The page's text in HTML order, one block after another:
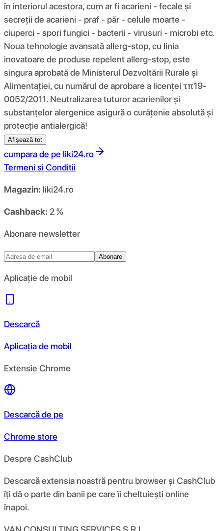
în interiorul acestora, cum ar fi acarieni - fecale și
secreții de acarieni - praf - păr - celule moarte -
ciuperci - spori fungici - bacterii - virusuri - microbi etc.
Noua tehnologie avansată allerg-stop, cu linia
inovatoare de produse repelent allerg-stop, este
singura aprobată de Ministerul Dezvoltării Rurale și
Alimentației, cu numărul de aprobare a licenței τπ19-
0052/2011. Neutralizarea tuturor acarienilor și
substanțelor alergenice asigură o curățenie absolută și
protecție antialergică!
Afișează tot
cumpara de pe liki24.ro
Termeni si Conditii
Magazin: liki24.ro
Cashback: 2 %
Abonare newsletter
Abonare
Aplicație de mobil
Descarcă
Aplicația de mobil
Extensie Chrome
Descarcă de pe
Chrome store
Despre CashClub
Descarcă extensia noastră pentru browser și CashClub
îți dă o parte din banii pe care îi cheltuiești online
înapoi.